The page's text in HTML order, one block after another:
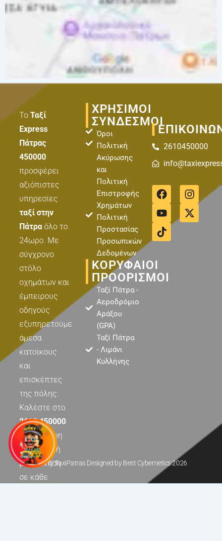
Το Ταξί
Express
Πάτρας
450000
προσφέρει
αξιόπιστες
υπηρεσίες
ταξί στην
Πάτραόλο το
24ωρο. Με
σύγχρονο
στόλο
οχημάτων και
έμπειρους
οδηγούς
εξυπηρετούμε
άμεσα
κατοίκους
και
επισκέπτες
της πόλης.
Καλέστε στο
2610 450000
για γρήγορη
και ασφαλή
μετακίνηση
σε κάθε
ΧΡΗΣΙΜΟΙ
ΣΥΝΔΕΣΜΟΙ
Όροι
Πολιτική
Ακύρωσης
και
Πολιτική
Επιστροφής
Χρημάτων
Πολιτική
Προστασίας
Προσωπικών
Δεδομένων
ΚΟΡΥΦΑΊΟΙ
ΠΡΟΟΡΙΣΜΟΊ
Ταξί Πάτρα -
Αεροδρόμιο
Αράξου
(GPA)
Ταξί Πάτρα
- Λιμάνι
Κυλλήνης
2610450000
F
a
c
e
b
o
I
n
s
t
Y
o
u
t
u
b
X
-
t
w
T
i
k
t
o
k
© TaxiPatras Designed byBest Cybernetics2026